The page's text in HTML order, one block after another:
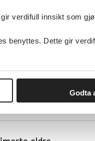
verdifull innsikt som
benyttes. Dette gir
Godta